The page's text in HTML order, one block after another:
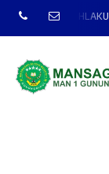
KARIMAH -